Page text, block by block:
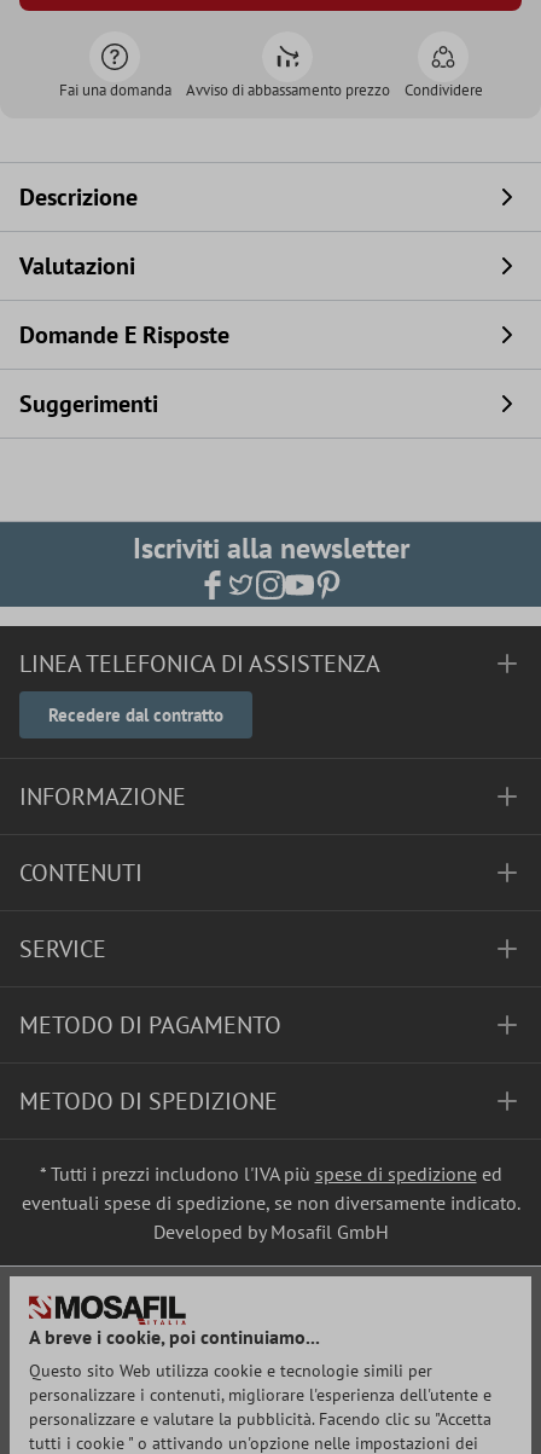
Fai una domanda Avviso di abbassamento prezzo Condividere
Descrizione
Valutazioni
Domande E Risposte
Suggerimenti
Iscriviti alla newsletter
LINEA TELEFONICA DI ASSISTENZA
Recedere dal contratto
INFORMAZIONE
CONTENUTI
SERVICE
METODO DI PAGAMENTO
METODO DI SPEDIZIONE
* Tutti i prezzi includono l'IVA più spese di spedizioneed
eventuali spese di spedizione, se non diversamente indicato.
Developed by Mosafil GmbH
A breve i cookie, poi continuiamo...
Questo sito Web utilizza cookie e tecnologie simili per
personalizzare i contenuti, migliorare l'esperienza dell'utente e
personalizzare e valutare la pubblicità. Facendo clic su "Accetta
tutti i cookie " o attivando un'opzione nelle impostazioni dei